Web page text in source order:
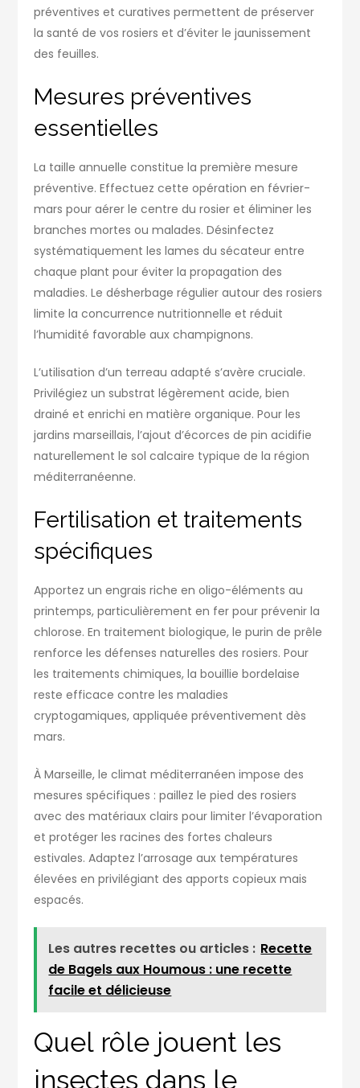
préventives et curatives permettent de préserver
la santé de vos rosiers et d’éviter le jaunissement
des feuilles.
Mesures préventives
essentielles
La taille annuelle constitue la première mesure
préventive. Effectuez cette opération en février-
mars pour aérer le centre du rosier et éliminer les
branches mortes ou malades. Désinfectez
systématiquement les lames du sécateur entre
chaque plant pour éviter la propagation des
maladies. Le désherbage régulier autour des rosiers
limite la concurrence nutritionnelle et réduit
l’humidité favorable aux champignons.
L’utilisation d’un terreau adapté s’avère cruciale.
Privilégiez un substrat légèrement acide, bien
drainé et enrichi en matière organique. Pour les
jardins marseillais, l’ajout d’écorces de pin acidifie
naturellement le sol calcaire typique de la région
méditerranéenne.
Fertilisation et traitements
spécifiques
Apportez un engrais riche en oligo-éléments au
printemps, particulièrement en fer pour prévenir la
chlorose. En traitement biologique, le purin de prêle
renforce les défenses naturelles des rosiers. Pour
les traitements chimiques, la bouillie bordelaise
reste efficace contre les maladies
cryptogamiques, appliquée préventivement dès
mars.
À Marseille, le climat méditerranéen impose des
mesures spécifiques : paillez le pied des rosiers
avec des matériaux clairs pour limiter l’évaporation
et protéger les racines des fortes chaleurs
estivales. Adaptez l’arrosage aux températures
élevées en privilégiant des apports copieux mais
espacés.
Les autres recettes ou articles : Recette
de Bagels aux Houmous : une recette
facile et délicieuse
Quel rôle jouent les
insectes dans le